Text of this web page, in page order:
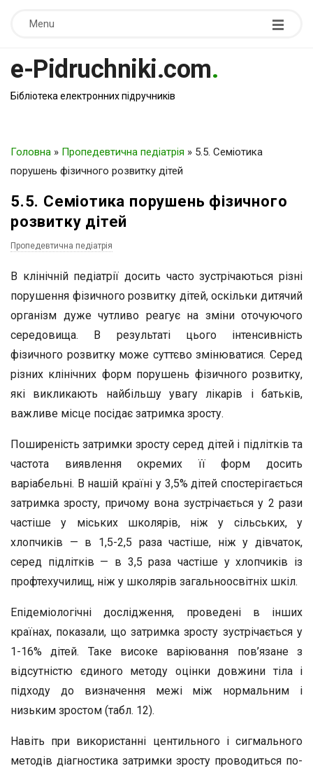
Menu
e-Pidruchniki.com.
Бібліотека електронних підручників
Головна » Пропедевтична педіатрія » 5.5. Семіотика
порушень фізичного розвитку дітей
5.5. Семіотика порушень фізичного
розвитку дітей
Пропедевтична педіатрія
В клінічній педіатрії досить часто зустрічаються різні
порушення фізичного розвитку дітей, оскільки дитячий
організм дуже чутливо реагує на зміни оточуючого
середовища. В результаті цього інтенсивність
фізичного розвитку може суттєво змінюватися. Серед
різних клінічних форм порушень фізичного розвитку,
які викликають найбільшу увагу лікарів і батьків,
важливе місце посідає затримка зросту.
Поширеність затримки зросту серед дітей і підлітків та
частота виявлення окремих її форм досить
варіабельні. В нашій країні у 3,5% дітей спостерігається
затримка зросту, причому вона зустрічається у 2 рази
частіше у міських школярів, ніж у сільських, у
хлопчиків — в 1,5-2,5 раза частіше, ніж у дівчаток,
серед підлітків — в 3,5 раза частіше у хлопчиків із
профтехучилищ, ніж у школярів загальноосвітніх шкіл.
Епідеміологічні дослідження, проведені в інших
країнах, показали, що затримка зросту зустрічається у
1-16% дітей. Таке високе варіювання пов’язане з
відсутністю єдиного методу оцінки довжини тіла і
підходу до визначення межі між нормальним і
низьким зростом (табл. 12).
Навіть при використанні центильного і сигмального
методів діагностика затримки зросту проводиться по-